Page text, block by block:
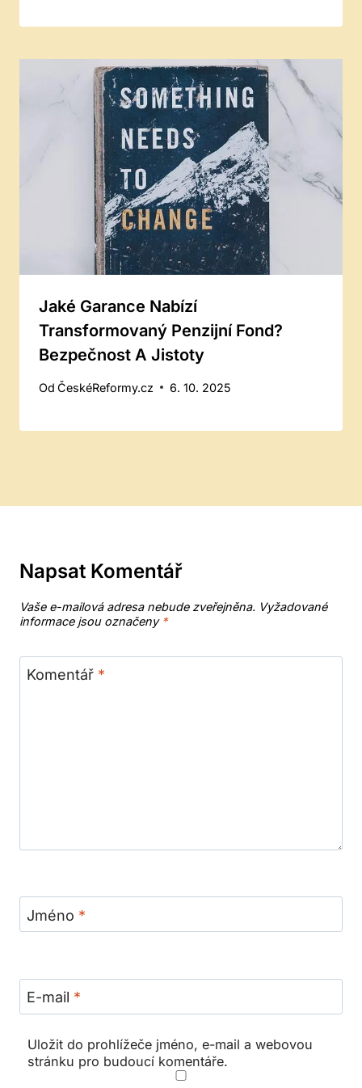
Jaké Garance Nabízí
Transformovaný Penzijní Fond?
Bezpečnost A Jistoty
Od ČeskéReformy.cz 6. 10. 2025
Napsat Komentář
Vaše e-mailová adresa nebude zveřejněna. Vyžadované
informace jsou označeny *
Komentář *
Jméno *
E-mail *
Uložit do prohlížeče jméno, e-mail a webovou
stránku pro budoucí komentáře.